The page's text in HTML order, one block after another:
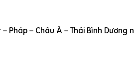
Pháp – Châu Á – Thái Bình Dương